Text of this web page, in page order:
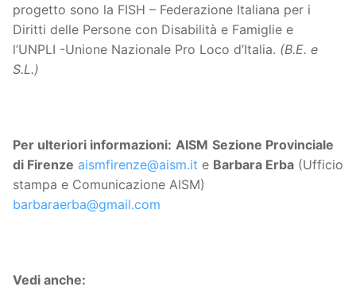
progetto sono la FISH – Federazione Italiana per i
Diritti delle Persone con Disabilità e Famiglie e
l’UNPLI -Unione Nazionale Pro Loco d’Italia. (B.E. e
S.L.)
Per ulteriori informazioni: AISM Sezione Provinciale
di Firenze aismfirenze@aism.it e Barbara Erba (Ufficio
stampa e Comunicazione AISM)
barbaraerba@gmail.com
Vedi anche: